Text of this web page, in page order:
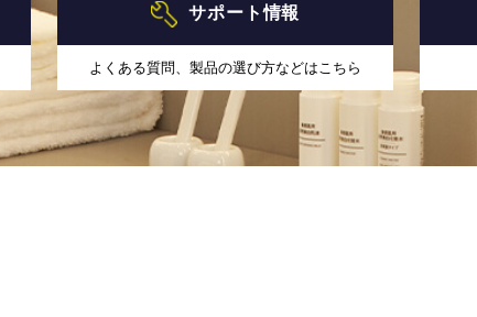
サポート情報
よくある質問、製品の選び方などはこちら